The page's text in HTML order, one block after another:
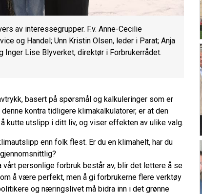
av interessegrupper. F.v. Anne-Cecilie
og Handel; Unn Kristin Olsen, leder i Parat; Anja
Inger Lise Blyverket, direktør i Forbrukerrådet.
basert på spørsmål og kalkuleringer som er
kontra tidligere klimakalkulatorer, er at den
kutte utslipp i ditt liv, og viser effekten av ulike valg.
enn folk flest. Er du en klimahelt, har du
personlige forbruk består av, blir det lettere å se
å være perfekt, men å gi forbrukerne flere verktøy
og næringslivet må bidra inn i det grønne